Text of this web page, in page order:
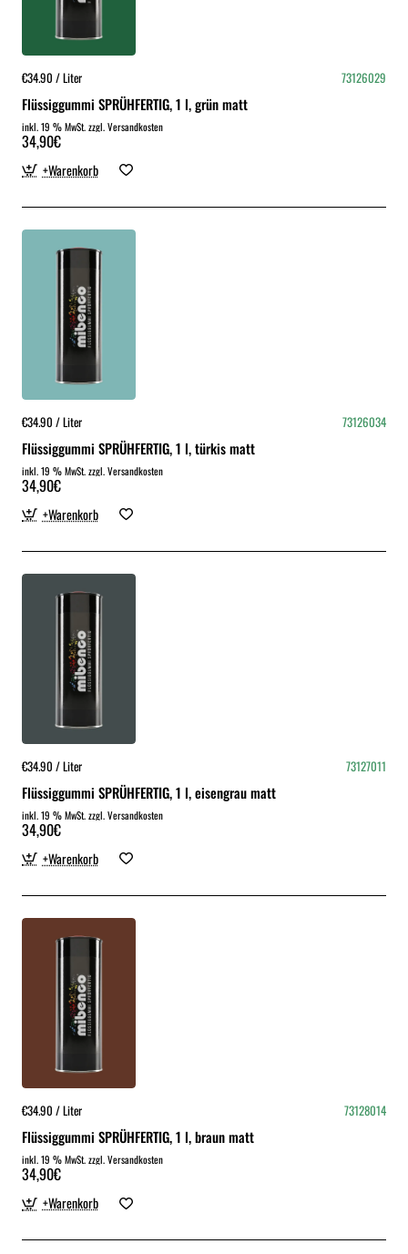
€34.90 / Liter 73126029
Flüssiggummi SPRÜHFERTIG, 1 l, grün matt
inkl. 19 % MwSt. zzgl. Versandkosten
34,90€
+Warenkorb
€34.90 / Liter 73126034
Flüssiggummi SPRÜHFERTIG, 1 l, türkis matt
inkl. 19 % MwSt. zzgl. Versandkosten
34,90€
+Warenkorb
€34.90 / Liter 73127011
Flüssiggummi SPRÜHFERTIG, 1 l, eisengrau matt
inkl. 19 % MwSt. zzgl. Versandkosten
34,90€
+Warenkorb
€34.90 / Liter 73128014
Flüssiggummi SPRÜHFERTIG, 1 l, braun matt
inkl. 19 % MwSt. zzgl. Versandkosten
34,90€
+Warenkorb